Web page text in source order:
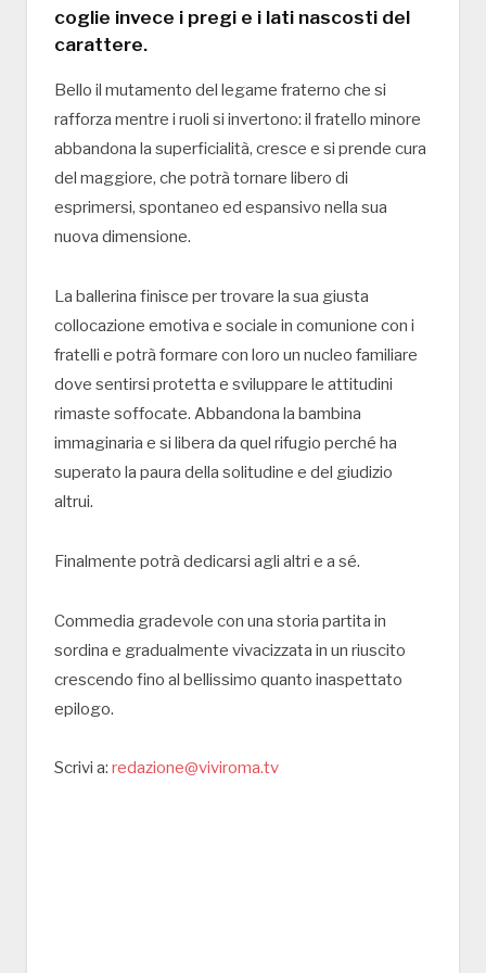
coglie invece i pregi e i lati nascosti del
carattere.
Bello il mutamento del legame fraterno che si
rafforza mentre i ruoli si invertono: il fratello minore
abbandona la superficialità, cresce e si prende cura
del maggiore, che potrà tornare libero di
esprimersi, spontaneo ed espansivo nella sua
nuova dimensione.
La ballerina finisce per trovare la sua giusta
collocazione emotiva e sociale in comunione con i
fratelli e potrà formare con loro un nucleo familiare
dove sentirsi protetta e sviluppare le attitudini
rimaste soffocate. Abbandona la bambina
immaginaria e si libera da quel rifugio perché ha
superato la paura della solitudine e del giudizio
altrui.
Finalmente potrà dedicarsi agli altri e a sé.
Commedia gradevole con una storia partita in
sordina e gradualmente vivacizzata in un riuscito
crescendo fino al bellissimo quanto inaspettato
epilogo.
Scrivi a: redazione@viviroma.tv